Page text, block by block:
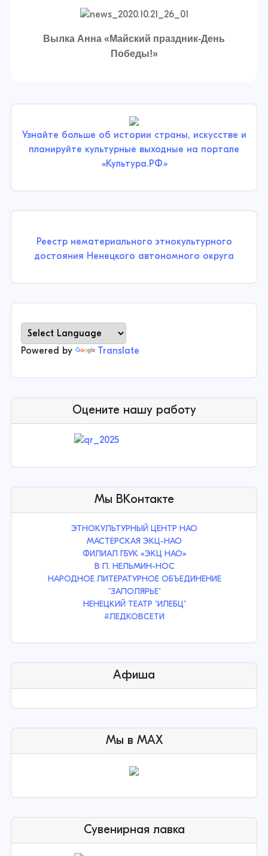
Вылка Анна «Майский праздник-День
Победы!»
Узнайте больше об истории страны, искусстве и
планируйте культурные выходные на портале
«Культура.РФ»
Реестр нематериального этнокультурного
достояния Ненецкого автономного округа
Powered by Translate
Оцените нашу работу
Мы ВКонтакте
ЭТНОКУЛЬТУРНЫЙ ЦЕНТР НАО
МАСТЕРСКАЯ ЭКЦ-НАО
ФИЛИАЛ ГБУК «ЭКЦ НАО»
В П. НЕЛЬМИН-НОС
НАРОДНОЕ ЛИТЕРАТУРНОЕ ОБЪЕДИНЕНИЕ
"ЗАПОЛЯРЬЕ"
НЕНЕЦКИЙ ТЕАТР "ИЛЕБЦ"
#ЛЕДКОВСЕТИ
Афиша
Мы в MAX
Сувенирная лавка